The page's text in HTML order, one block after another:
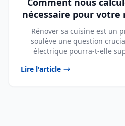
Comment nous
nécessaire pour votre
Rénover sa cuisine est un
soulève une question
électrique pourra-t-elle
Lire l'article